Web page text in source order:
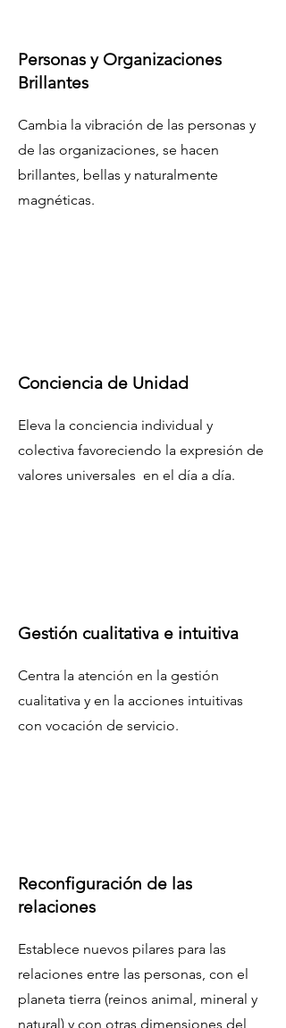
Personas y Organizaciones
Brillantes
Cambia la vibración de las personas y
de las organizaciones, se hacen
brillantes, bellas y naturalmente
magnéticas.
Conciencia de Unidad
Eleva la conciencia individual y
colectiva favoreciendo la expresión de
valores universales en el día a día.
Gestión cualitativa e intuitiva
Centra la atención en la gestión
cualitativa y en la acciones intuitivas
con vocación de servicio.
Reconfiguración de las
relaciones
Establece nuevos pilares para las
relaciones entre las personas, con el
planeta tierra (reinos animal, mineral y
natural) y con otras dimensiones del